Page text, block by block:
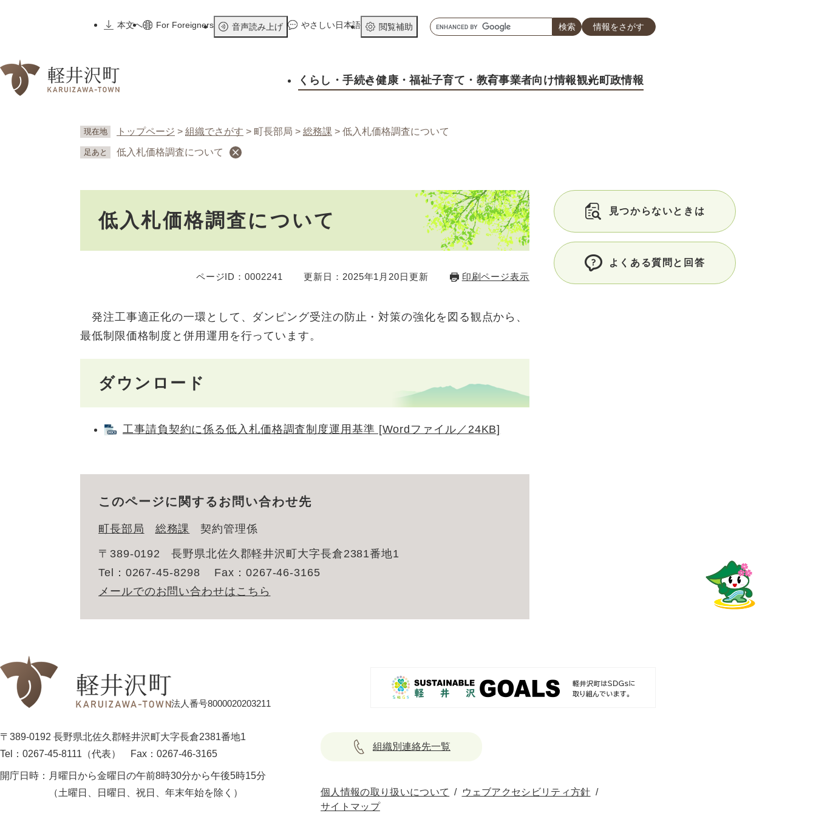
先
本文へ
For Foreigners 音声読み上げ やさしい日本語 閲覧補助
キ
ー
ド
情報をさがす
くらし ・手続き健康 ・福祉子育て ・教育事業者向け情報観光町政情報
現在地 トップページ > 組織でさがす > 町長部局 > 総務課 > 低入札価格調査について
足あと 低入札価格調査について
低入札価格調査について
ページID：0002241 更新日：2025年1月20日更新 印刷ページ表示
発注工事適正化の一環として、ダンピング受注の防止・対策の強化を図る観点から、
最低制限価格制度と併用運用を行っています。
ダウンロード
工事請負契約に係る低入札価格調査制度運用基準 [Wordファイル／24KB]
このページに関するお問い合わせ先
町長部局 総務課 契約管理係
〒389-0192
長野県北佐久郡軽井沢町大字長倉2381番地1
Tel：0267-45-8298
Fax：0267-46-3165
メールでのお問い合わせはこちら
見つからないときは
よくある質問と回答
法人番号8000020203211
〒389-0192 長野県北佐久郡軽井沢町大字長倉2381番地1
Tel：0267-45-8111（代表）
Fax：0267-46-3165
開庁日時： 月曜日から金曜日の午前8時30分から午後5時15分
（土曜日、日曜日、祝日、年末年始を除く）
組織別連絡先一覧
個人情報の取り扱いについて
ウェブアクセシビリティ方針
サイトマップ